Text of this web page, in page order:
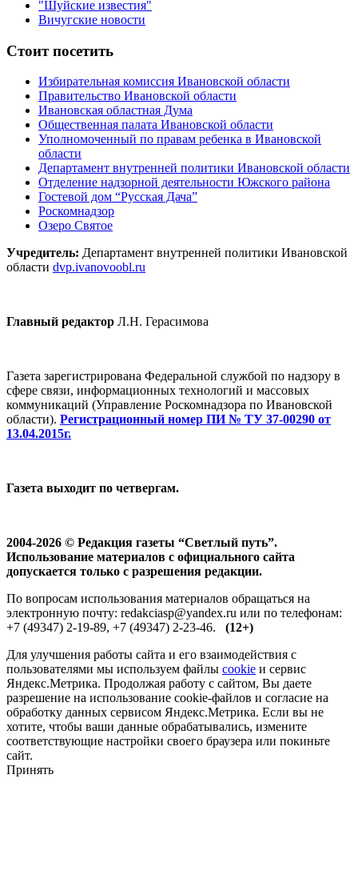
"Шуйские известия"
Вичугские новости
Стоит посетить
Избирательная комиссия Ивановской области
Правительство Ивановской области
Ивановская областная Дума
Общественная палата Ивановской области
Уполномоченный по правам ребенка в Ивановской
области
Департамент внутренней политики Ивановской области
Отделение надзорной деятельности Южского района
Гостевой дом “Русская Дача”
Роскомнадзор
Озеро Святое
Учредитель: Департамент внутренней политики Ивановской
области dvp.ivanovoobl.ru
Главный редактор Л.Н. Герасимова
Газета зарегистрирована Федеральной службой по надзору в
сфере связи, информационных технологий и массовых
коммуникаций (Управление Роскомнадзора по Ивановской
области). Регистрационный номер ПИ № ТУ 37-00290 от
13.04.2015г.
Газета выходит по четвергам.
2004-2026 © Редакция газеты “Светлый путь”.
Использование материалов с официального сайта
допускается только с разрешения редакции.
По вопросам использования материалов обращаться на
электронную почту: redakciasp@yandex.ru или по телефонам:
+7 (49347) 2-19-89, +7 (49347) 2-23-46. (12+)
Для улучшения работы сайта и его взаимодействия с
пользователями мы используем файлы cookie и сервис
Яндекс.Метрика. Продолжая работу с сайтом, Вы даете
разрешение на использование cookie-файлов и согласие на
обработку данных сервисом Яндекс.Метрика. Если вы не
хотите, чтобы ваши данные обрабатывались, измените
соответствующие настройки своего браузера или покиньте
сайт.
Принять